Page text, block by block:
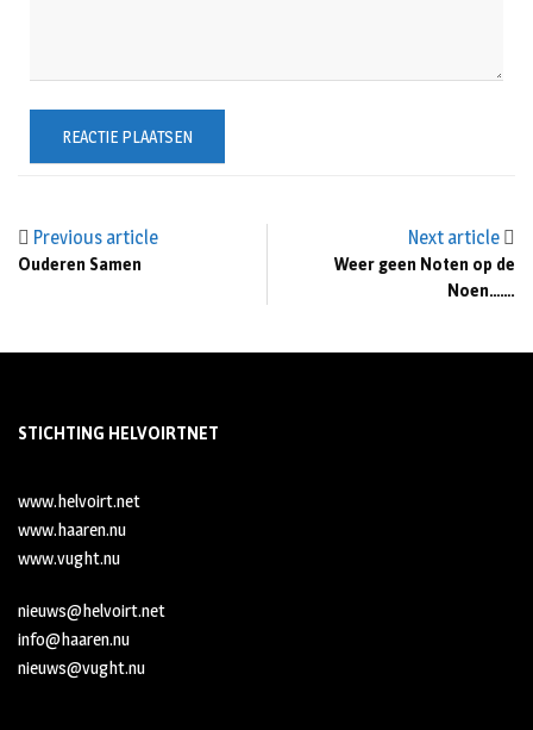
Previous article
Ouderen Samen
Next article
Weer geen Noten op de
Noen…….
STICHTING HELVOIRTNET
www.helvoirt.net
www.haaren.nu
www.vught.nu
nieuws@helvoirt.net
info@haaren.nu
nieuws@vught.nu